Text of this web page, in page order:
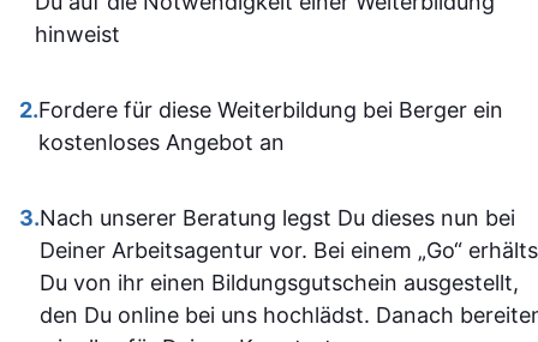
Insgesamt ist der
alle, die sich im Bereich
SPS weiterbilden oder
Sehr empfehlenswert! 👍
dann gut
allem
einiges
und fühle
im
hinweist
2.Fordere für diese Weiterbildung bei Berger ein
kostenloses Angebot an
3.Nach unserer Beratung legst Du dieses nun bei
Deiner Arbeitsagentur vor. Bei einem „Go“
Du von ihr einen Bildungsgutschein ausgestellt,
den Du online bei uns hochlädst. Danach